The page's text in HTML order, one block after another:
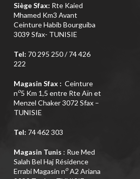
Siège Sfax: Rte Kaied
Mhamed Km3 Avant
Ceinture Habib Bourguiba
3039 Sfax- TUNISIE
Tel: 70 295 250 / 74 426
222
Magasin Sfax : Ceinture
no5 Km 1,5 entre Rte Aïn et
Menzel Chaker 3072 Sfax –
TUNISIE
Tel: 74 462 303
Magasin Tunis : Rue Med
Salah Bel Haj Résidence
Errabi Magasin noA2 Ariana